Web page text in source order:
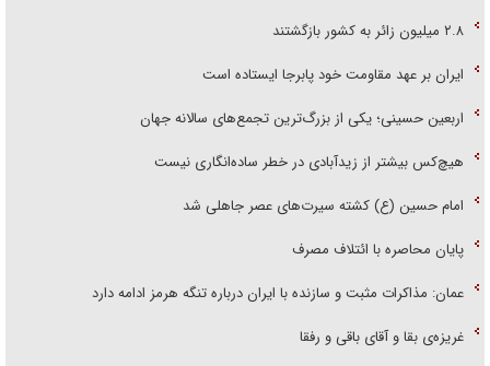
۲.۸ میلیون زائر به کشور بازگشتند
ایران بر عهد مقاومت خود پابرجا ایستاده است
اربعین حسینی؛ یکی از بزرگ‌ترین تجمع‌های سالانه جهان
هیچ‌کس بیشتر از زیدآبادی در خطر ساده‌انگاری نیست
امام حسین (ع) کشته سیرت‌های عصر جاهلی شد
پایان محاصره با ائتلاف مصرف
عمان: مذاکرات مثبت و سازنده با ایران درباره تنگه هرمز ادامه دارد
غریزه‌ی بقا و آقای باقی و رفقا